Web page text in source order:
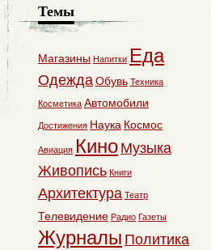
Темы
Магазины Напитки Еда
ОдеждаОбувь Техника
Косметика Автомобили
Достижения Наука Космос
Авиация Кино Музыка
Живопись Книги
Архитектура Театр
Телевидение Радио Газеты
Журналы Политика